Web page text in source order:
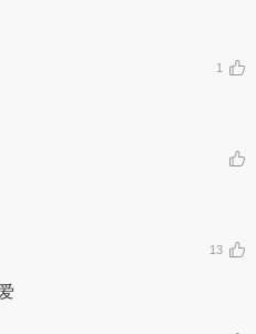
1
13